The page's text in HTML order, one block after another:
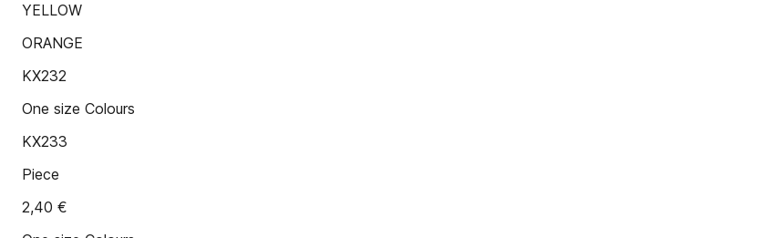
YELLOW
ORANGE
KX232
One size Colours
KX233
Piece
2,40 €